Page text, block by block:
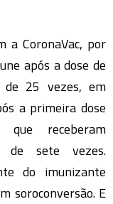
a CoronaVac, por
após a dose de
25 vezes, em
a primeira dose
que receberam
de sete vezes.
do imunizante
soroconversão. E